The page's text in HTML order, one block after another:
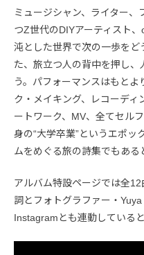
ミュージシャン、ライター
つZ世代のDIYアーティスト
沌とした世界で次の一歩を
た、旅立つ人の背中を押し
う。パフォーマンスはもとよ
ク・メイキング、レコーディ
ートワーク、MV、全てセル
身の“大学卒業”というエポッ
ムをめぐる旅の詩集でもある
アルバム特設ページでは全
詞とフォトグラファー・
Instagramとも連動している